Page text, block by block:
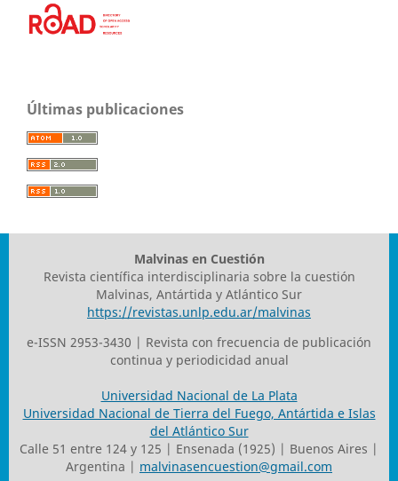
Últimas publicaciones
Malvinas en Cuestión
Revista científica interdisciplinaria sobre la cuestión
Malvinas, Antártida y Atlántico Sur
https://revistas.unlp.edu.ar/malvinas
e-ISSN 2953-3430 | Revista con frecuencia de publicación
continua y periodicidad anual
Universidad Nacional de La Plata
Universidad Nacional de Tierra del Fuego, Antártida e Islas
del Atlántico Sur
Calle 51 entre 124 y 125 | Ensenada (1925) | Buenos Aires |
Argentina | malvinasencuestion@gmail.com